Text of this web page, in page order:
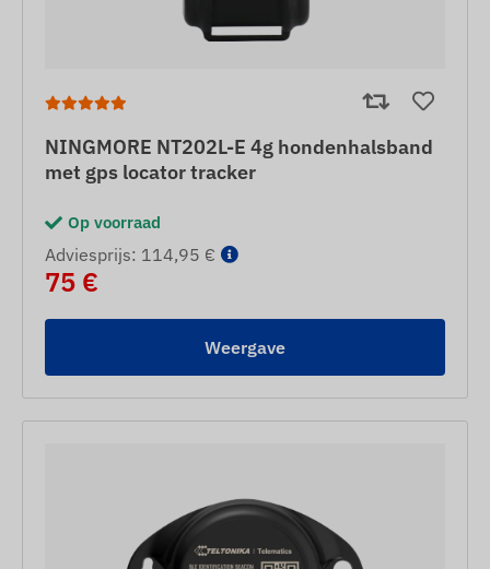
NINGMORE NT202L-E 4g hondenhalsband
met gps locator tracker
Op voorraad
Adviesprijs: 114,95 €
75 €
Weergave